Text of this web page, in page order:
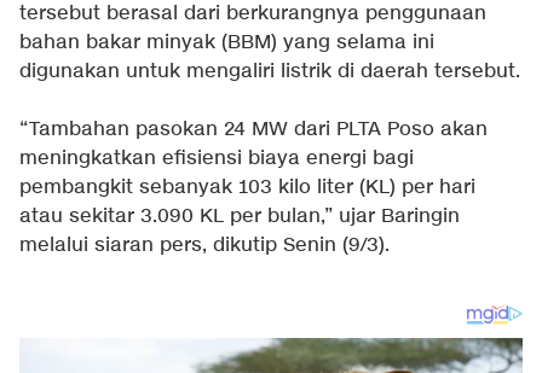
tersebut berasal dari berkurangnya penggunaan
bahan bakar minyak (BBM) yang selama ini
digunakan untuk mengaliri listrik di daerah tersebut.
“Tambahan pasokan 24 MW dari PLTA Poso akan
meningkatkan efisiensi biaya energi bagi
pembangkit sebanyak 103 kilo liter (KL) per hari
atau sekitar 3.090 KL per bulan,” ujar Baringin
melalui siaran pers, dikutip Senin (9/3).